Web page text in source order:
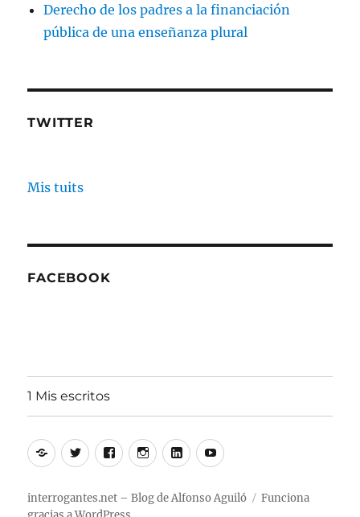
Derecho de los padres a la financiación
pública de una enseñanza plural
TWITTER
Mis tuits
FACEBOOK
1 Mis escritos
Alfonso
Aguiló
TwitterFacebookInstagram
LinkedinYoutube
interrogantes.net – Blog de Alfonso Aguiló
Funciona